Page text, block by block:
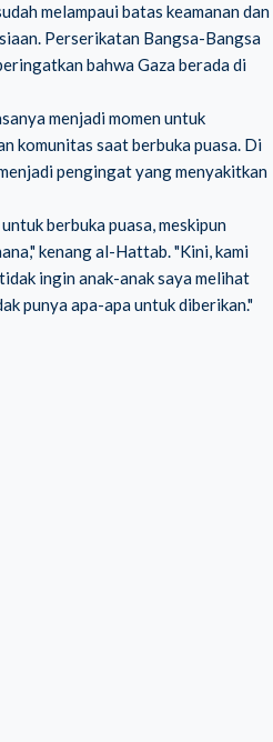
melampaui batas keamanan dan
Perserikatan Bangsa-Bangsa
bahwa Gaza berada di
menjadi momen untuk
komunitas saat berbuka puasa. Di
pengingat yang menyakitkan
berbuka puasa, meskipun
kenang al-Hattab. "Kini, kami
ingin anak-anak saya melihat
punya apa-apa untuk diberikan."